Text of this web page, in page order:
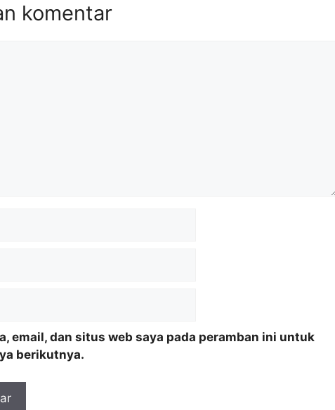
komentar
email, dan situs web saya pada peramban ini untuk
berikutnya.